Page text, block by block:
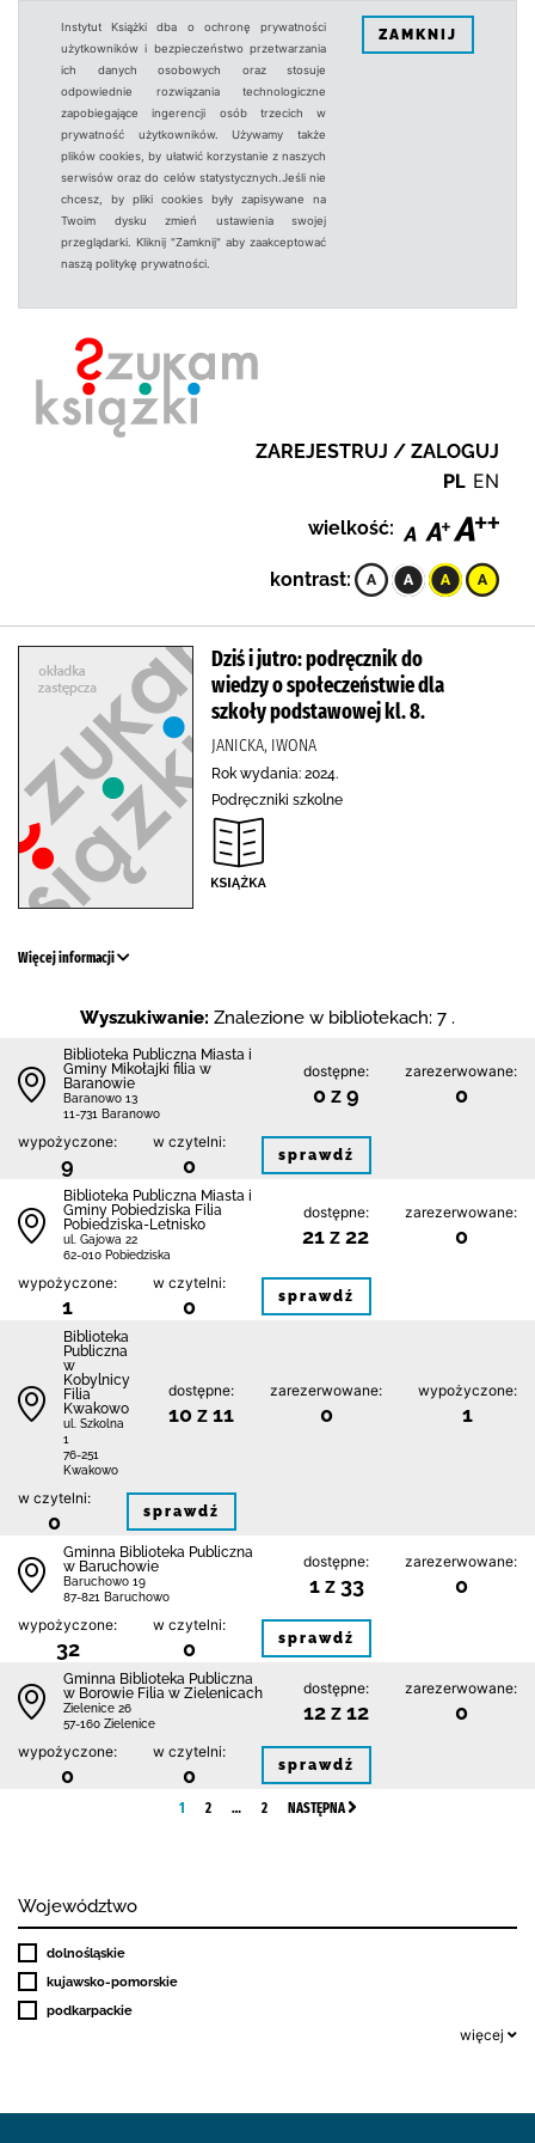
Instytut Książki dba o ochronę prywatności
użytkowników i bezpieczeństwo przetwarzania
ich danych osobowych oraz stosuje
odpowiednie rozwiązania technologiczne
zapobiegające ingerencji osób trzecich w
prywatność użytkowników. Używamy także
plików cookies, by ułatwić korzystanie z naszych
serwisów oraz do celów statystycznych.Jeśli nie
chcesz, by pliki cookies były zapisywane na
Twoim dysku zmień ustawienia swojej
przeglądarki. Kliknij "Zamknij" aby zaakceptować
naszą politykę prywatności.
ZAMKNIJ
ZAREJESTRUJ / ZALOGUJ
PL EN
wielkość:
kontrast:
Dziś i jutro: podręcznik do
wiedzy o społeczeństwie dla
szkoły podstawowej kl. 8.
JANICKA, IWONA
Rok wydania: 2024.
Podręczniki szkolne
Więcej informacji
Wyszukiwanie: Znalezione w bibliotekach: 7 .
Biblioteka Publiczna Miasta i
Gminy Mikołajki filia w
Baranowie
Baranowo 13
11-731 Baranowo
dostępne:
0 z 9
zarezerwowane:
0
wypożyczone:
9
w czytelni:
0 sprawdź
Biblioteka Publiczna Miasta i
Gminy Pobiedziska Filia
Pobiedziska-Letnisko
ul. Gajowa 22
62-010 Pobiedziska
dostępne:
21 z 22
zarezerwowane:
0
wypożyczone:
1
w czytelni:
0 sprawdź
Biblioteka
Publiczna
w
Kobylnicy
Filia
Kwakowo
ul. Szkolna
1
76-251
Kwakowo
dostępne:
10 z 11
zarezerwowane:
0
wypożyczone:
1
w czytelni:
0 sprawdź
Gminna Biblioteka Publiczna
w Baruchowie
Baruchowo 19
87-821 Baruchowo
dostępne:
1 z 33
zarezerwowane:
0
wypożyczone:
32
w czytelni:
0 sprawdź
Gminna Biblioteka Publiczna
w Borowie Filia w Zielenicach
Zielenice 26
57-160 Zielenice
dostępne:
12 z 12
zarezerwowane:
0
wypożyczone:
0
w czytelni:
0 sprawdź
1 2 … 2 NASTĘPNA
Województwo
dolnośląskie
kujawsko-pomorskie
podkarpackie
więcej